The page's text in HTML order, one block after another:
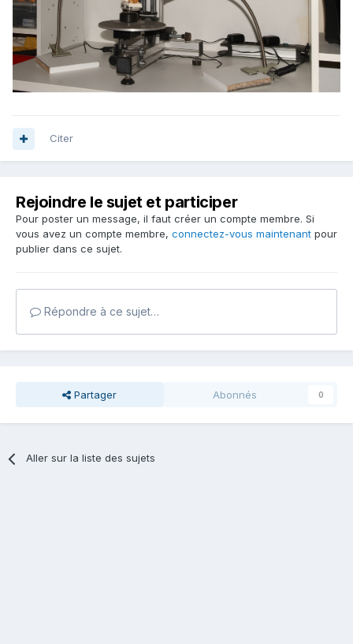
Citer
Rejoindre le sujet et participer
Pour poster un message, il faut créer un compte membre. Si
vous avez un compte membre, connectez-vous maintenant pour
publier dans ce sujet.
Répondre à ce sujet…
Partager Abonnés 0
Aller sur la liste des sujets